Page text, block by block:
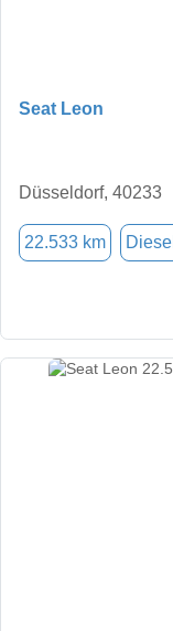
Seat Leon
Düsseldorf, 40233
22.533 km Diesel